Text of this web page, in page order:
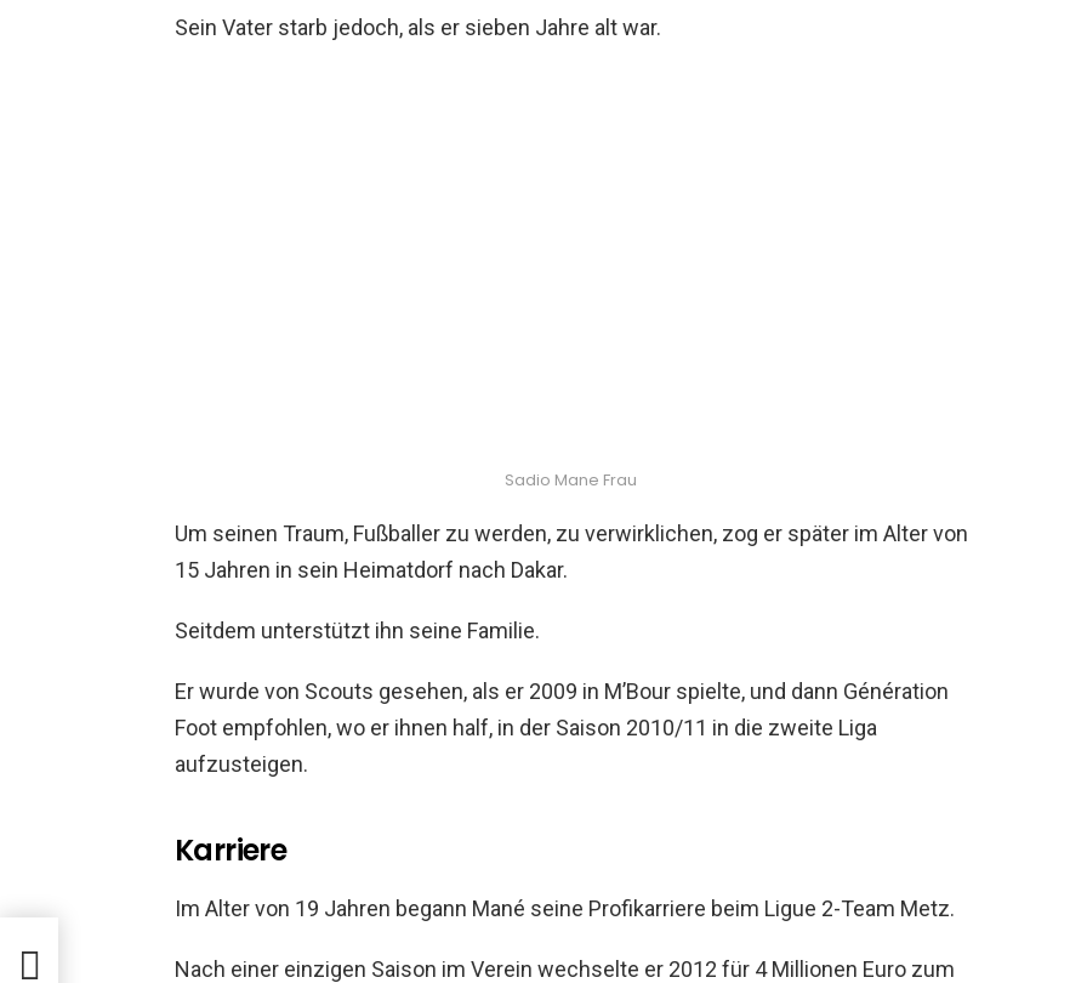
Sein Vater starb jedoch, als er sieben Jahre alt war.
Sadio Mane Frau
Um seinen Traum, Fußballer zu werden, zu verwirklichen, zog er später im Alter von
15 Jahren in sein Heimatdorf nach Dakar.
Seitdem unterstützt ihn seine Familie.
Er wurde von Scouts gesehen, als er 2009 in M’Bour spielte, und dann Génération
Foot empfohlen, wo er ihnen half, in der Saison 2010/11 in die zweite Liga
aufzusteigen.
Karriere
Im Alter von 19 Jahren begann Mané seine Profikarriere beim Ligue 2-Team Metz.
Nach einer einzigen Saison im Verein wechselte er 2012 für 4 Millionen Euro zum